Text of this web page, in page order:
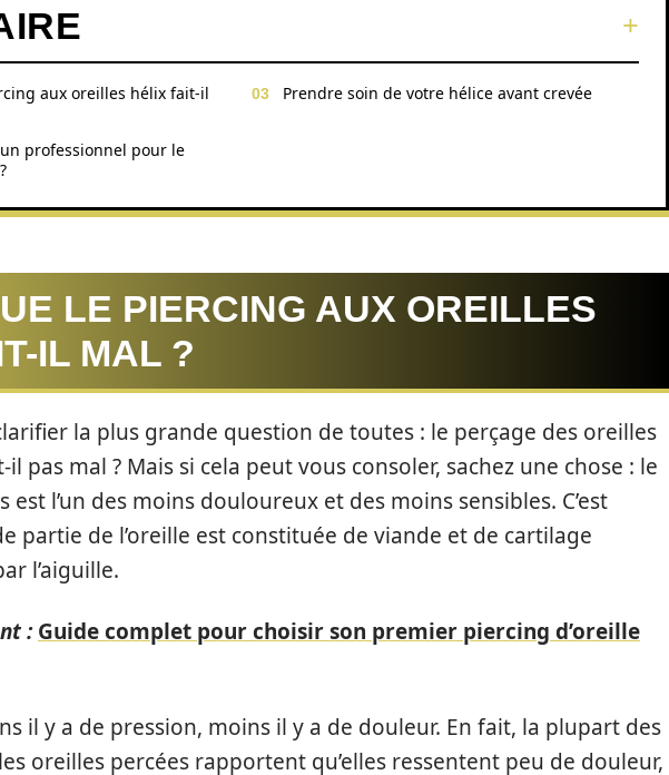
aux oreilles hélix fait-il
professionnel pour le
Prendre soin de votre hélice avant crevée
LE PIERCING AUX OREILLES
IL MAL ?
la plus grande question de toutes : le perçage des oreilles
pas mal ? Mais si cela peut vous consoler, sachez une chose : le
est l’un des moins douloureux et des moins sensibles. C’est
partie de l’oreille est constituée de viande et de cartilage
l’aiguille.
: Guide complet pour choisir son premier piercing d’oreille
il y a de pression, moins il y a de douleur. En fait, la plupart des
oreilles percées rapportent qu’elles ressentent peu de douleur,